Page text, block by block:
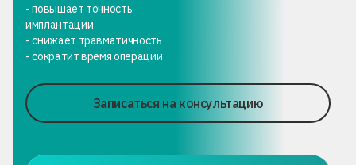
- повышает точность
имплантации
- снижает травматичность
- сократит время операции
Записаться на консультацию